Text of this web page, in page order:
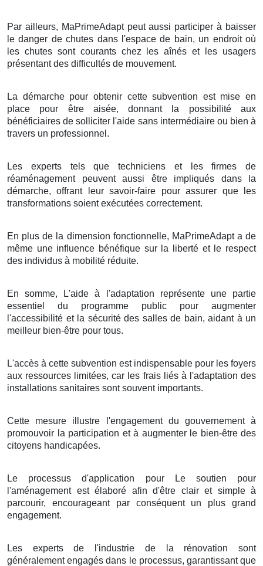
Par ailleurs, MaPrimeAdapt peut aussi participer à baisser
le danger de chutes dans l'espace de bain, un endroit où
les chutes sont courants chez les aînés et les usagers
présentant des difficultés de mouvement.
La démarche pour obtenir cette subvention est mise en
place pour être aisée, donnant la possibilité aux
bénéficiaires de solliciter l'aide sans intermédiaire ou bien à
travers un professionnel.
Les experts tels que techniciens et les firmes de
réaménagement peuvent aussi être impliqués dans la
démarche, offrant leur savoir-faire pour assurer que les
transformations soient exécutées correctement.
En plus de la dimension fonctionnelle, MaPrimeAdapt a de
même une influence bénéfique sur la liberté et le respect
des individus à mobilité réduite.
En somme, L'aide à l'adaptation représente une partie
essentiel du programme public pour augmenter
l'accessibilité et la sécurité des salles de bain, aidant à un
meilleur bien-être pour tous.
L'accès à cette subvention est indispensable pour les foyers
aux ressources limitées, car les frais liés à l'adaptation des
installations sanitaires sont souvent importants.
Cette mesure illustre l'engagement du gouvernement à
promouvoir la participation et à augmenter le bien-être des
citoyens handicapées.
Le processus d'application pour Le soutien pour
l'aménagement est élaboré afin d'être clair et simple à
parcourir, encourageant par conséquent un plus grand
engagement.
Les experts de l'industrie de la rénovation sont
généralement engagés dans le processus, garantissant que